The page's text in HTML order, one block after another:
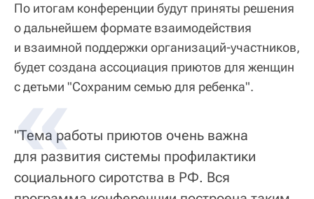
По итогам конференции будут приняты решения
о дальнейшем формате взаимодействия
и взаимной поддержки организаций-участников,
будет создана ассоциация приютов для женщин
с детьми "Сохраним семью для ребенка".
"Тема работы приютов очень важна
для развития системы профилактики
социального сиротства в РФ. Вся